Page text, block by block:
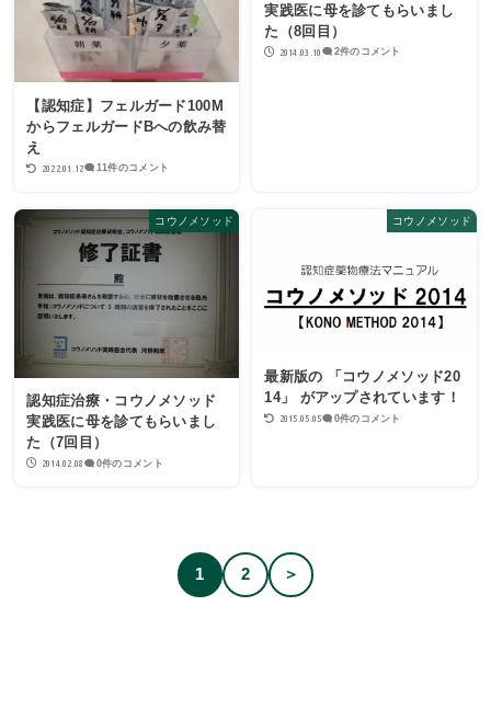
【認知症】フェルガード100M
からフェルガードBへの飲み替
え
2022.01.12 11件のコメント
実践医に母を診てもらいまし
た（8回目）
2014.03.10 2件のコメント
コウノメソッド
認知症治療・コウノメソッド
実践医に母を診てもらいまし
た（7回目）
2014.02.08 0件のコメント
コウノメソッド
最新版の 「コウノメソッド20
14」 がアップされています！
2015.05.05 0件のコメント
1 2 ＞